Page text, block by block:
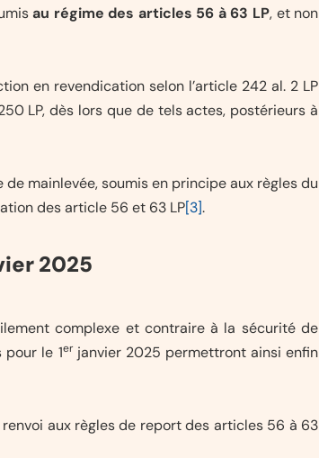
au régime des articles 56 à 63 LP, et non
en revendication selon l’article 242 al. 2 LP
LP, dès lors que de tels actes, postérieurs à
mainlevée, soumis en principe aux règles du
des article 56 et 63 LP[3].
2025
complexe et contraire à la sécurité de
le 1erjanvier 2025 permettront ainsi enfin
aux règles de report des articles 56 à 63